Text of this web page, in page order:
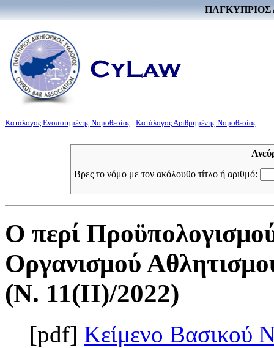
ΠΑΓΚΥΠΡΙΟΣ
Κατάλογος Ενοποιημένης Νομοθεσίας Κατάλογος Αριθμημένης Νομοθεσίας
Βρες το νόμο με τον ακόλουθο τίτλο ή αριθμό:
Ο περί
Οργανισμού
(Ν. 11(II)/2022)
[pdf] Κείμενο Βασικού